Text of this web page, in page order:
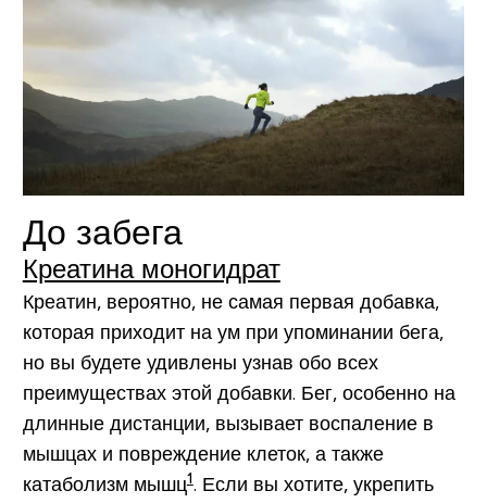
До забега
Креатина моногидрат
Креатин, вероятно, не самая первая добавка,
которая приходит на ум при упоминании бега,
но вы будете удивлены узнав обо всех
преимуществах этой добавки. Бег, особенно на
длинные дистанции, вызывает воспаление в
мышцах и повреждение клеток, а также
катаболизм мышц1. Если вы хотите, укрепить